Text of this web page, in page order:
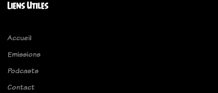
Liens Utiles
Accueil
Emissions
Podcasts
Contact